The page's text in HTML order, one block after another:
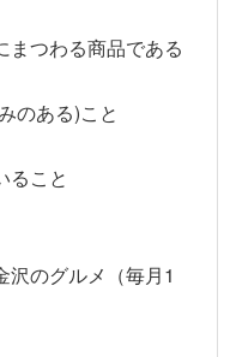
まつわる商品である
のある)こと
ること
沢のグルメ（毎月1